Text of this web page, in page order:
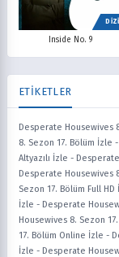
DİZİ
Inside No. 9
ETİKETLER
Desperate Housewives
8. Sezon 17. Bölüm İzle -
Altyazılı İzle -
Desperate Housewives
Sezon 17. Bölüm Full HD
İzle - Desperate
Housewives 8. Sezon
17. Bölüm Online İzle -
İzle - Desperate